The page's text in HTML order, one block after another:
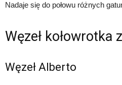
Nadaje się do połowu różnych
Węzeł kołowrotka
Węzeł Alberto